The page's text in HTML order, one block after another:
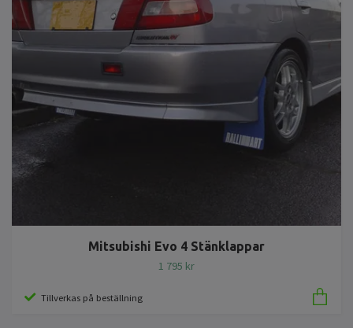
Mitsubishi Evo 4 Stänklappar
1 795 kr
Tillverkas på beställning